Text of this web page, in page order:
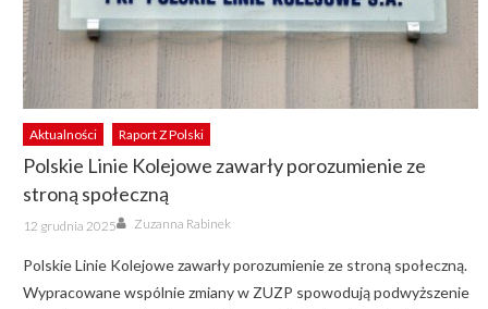
Aktualności Raport Z Polski
Polskie Linie Kolejowe zawarły porozumienie ze
stroną społeczną
Posted
on
12 grudnia 2025 Author
Zuzanna Rabinek
Polskie Linie Kolejowe zawarły porozumienie ze stroną społeczną.
Wypracowane wspólnie zmiany w ZUZP spowodują podwyższenie